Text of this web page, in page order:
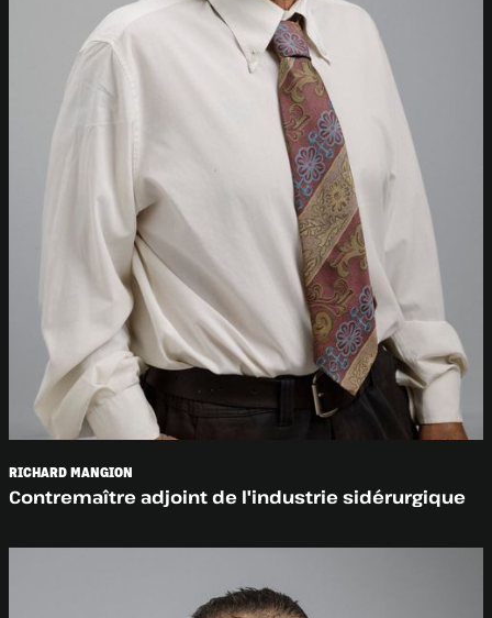
RICHARD MANGION
Contremaître adjoint de l'industrie sidérurgique